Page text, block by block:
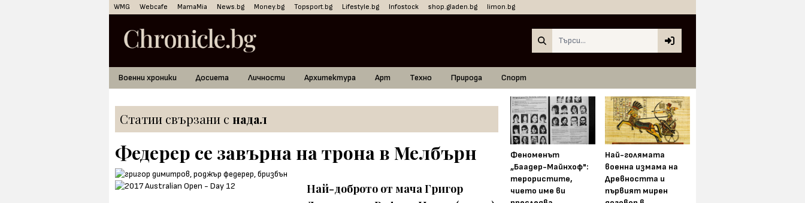
WMG Webcafe MamaMia News.bg Money.bg Topsport.bg Lifestyle.bg Infostock shop.gladen.bg limon.bg
Военни хроники Досиета Личности Архитектура Арт Техно Природа Спорт
Статии свързани с надал
Федерер се завърна на трона в Мелбърн
Най-доброто от мача Григор
Феноменът
„Баадер-Майнхоф":
терористите,
чието име ви
Най-голямата
военна измама на
Древността и
първият мирен